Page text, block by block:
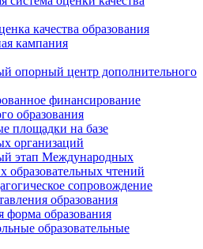
качества образования
кампания
опорный центр дополнительного
финансирование
образования
площадки на базе
организаций
этап Международных
образовательных чтений
сопровождение
образования
форма образования
образовательные